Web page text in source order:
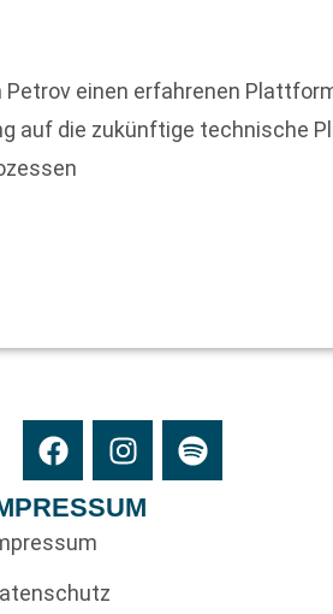
Petrov einen erfahrenen
auf die zukünftige technische